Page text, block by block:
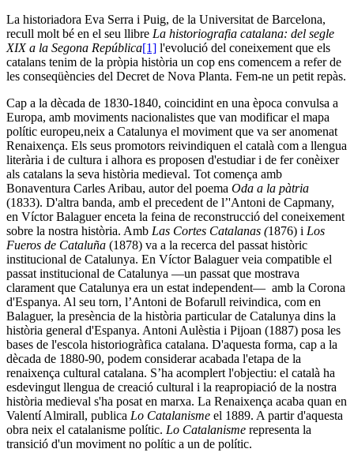
La historiadora Eva Serra i Puig, de la Universitat de Barcelona,
recull molt bé en el seu llibre La historiografia catalana: del segle
XIX a la Segona República[1] l'evolució del coneixement que els
catalans tenim de la pròpia història un cop ens comencem a refer de
les conseqüències del Decret de Nova Planta. Fem-ne un petit repàs.
Cap a la dècada de 1830-1840, coincidint en una època convulsa a
Europa, amb moviments nacionalistes que van modificar el mapa
polític europeu,neix a Catalunya el moviment que va ser anomenat
Renaixença. Els seus promotors reivindiquen el català com a llengua
literària i de cultura i alhora es proposen d'estudiar i de fer conèixer
als catalans la seva història medieval. Tot comença amb
Bonaventura Carles Aribau, autor del poema Oda a la pàtria
(1833). D'altra banda, amb el precedent de l’'Antoni de Capmany,
en Víctor Balaguer enceta la feina de reconstrucció del coneixement
sobre la nostra història. Amb Las Cortes Catalanas (1876) i Los
Fueros de Cataluña (1878) va a la recerca del passat històric
institucional de Catalunya. En Víctor Balaguer veia compatible el
passat institucional de Catalunya ―un passat que mostrava
clarament que Catalunya era un estat independent― amb la Corona
d'Espanya. Al seu torn, l’Antoni de Bofarull reivindica, com en
Balaguer, la presència de la història particular de Catalunya dins la
història general d'Espanya. Antoni Aulèstia i Pijoan (1887) posa les
bases de l'escola historiogràfica catalana. D'aquesta forma, cap a la
dècada de 1880-90, podem considerar acabada l'etapa de la
renaixença cultural catalana. S’ha acomplert l'objectiu: el català ha
esdevingut llengua de creació cultural i la reapropiació de la nostra
història medieval s'ha posat en marxa. La Renaixença acaba quan en
Valentí Almirall, publica Lo Catalanisme el 1889. A partir d'aquesta
obra neix el catalanisme polític. Lo Catalanisme representa la
transició d'un moviment no polític a un de polític.